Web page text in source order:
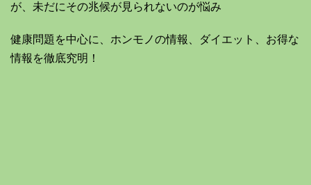
が、未だにその兆候が見られないのが悩み
健康問題を中心に、ホンモノの情報、ダイエット、お得な
情報を徹底究明！